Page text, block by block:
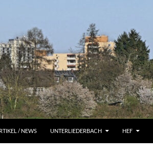
/ NEWS UNTERLIEDERBACH HEF